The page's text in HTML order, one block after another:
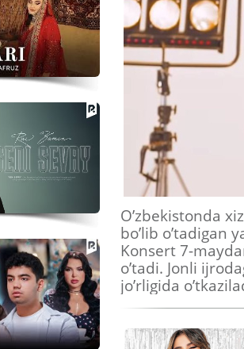
O’zbekistonda
bo’lib o’tadigan
Konsert 7-
o’tadi. Jonli
jo’rligida